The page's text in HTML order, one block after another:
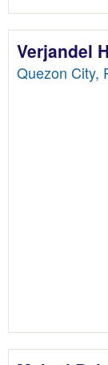
Verjandel
Quezon City,